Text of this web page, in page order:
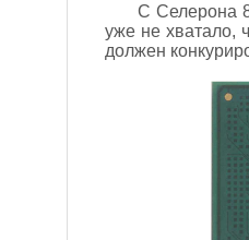
С Селерона
уже не хватало,
должен